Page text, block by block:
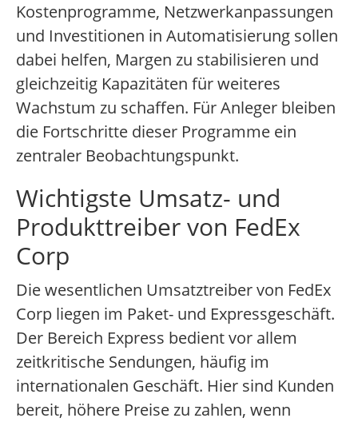
Kostenprogramme, Netzwerkanpassungen
und Investitionen in Automatisierung sollen
dabei helfen, Margen zu stabilisieren und
gleichzeitig Kapazitäten für weiteres
Wachstum zu schaffen. Für Anleger bleiben
die Fortschritte dieser Programme ein
zentraler Beobachtungspunkt.
Wichtigste Umsatz- und
Produkttreiber von FedEx
Corp
Die wesentlichen Umsatztreiber von FedEx
Corp liegen im Paket- und Expressgeschäft.
Der Bereich Express bedient vor allem
zeitkritische Sendungen, häufig im
internationalen Geschäft. Hier sind Kunden
bereit, höhere Preise zu zahlen, wenn